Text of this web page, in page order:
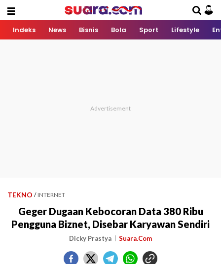
Indeks News Bisnis Bola Sport Lifestyle
TEKNO / INTERNET
Geger Dugaan Kebocoran Data 380 Ribu
Pengguna Biznet, Disebar Karyawan Sendiri
Dicky Prastya Suara.Com